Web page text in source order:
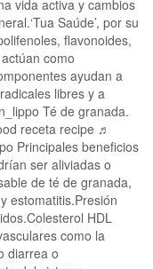
vida activa y cambios
Saúde’, por su
flavonoides,
como
ayudan a
libres y a
Té de granada.
receta recipe ♬
Principales beneficios
ser aliviadas o
de té de granada,
estomatitis.Presión
HDL
como la
diarrea o